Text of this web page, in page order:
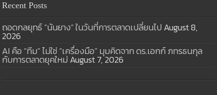
Recent Posts
ถอดกลยุทธ์ “นันยาง” ในวันที่การตลาดเปลี่ยนไป August 8,
2026
AI คือ “ทีม” ไม่ใช่ “เครื่องมือ” มุมคิดจาก ดร.เอกก์ ภทรธนกุล
กับการตลาดยุคใหม่ August 7, 2026